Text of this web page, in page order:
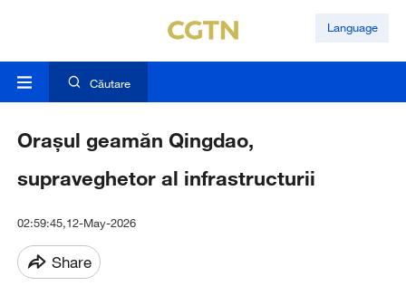
Language
Căutare
Orașul geamăn Qingdao,
supraveghetor al infrastructurii
02:59:45,12-May-2026
Share